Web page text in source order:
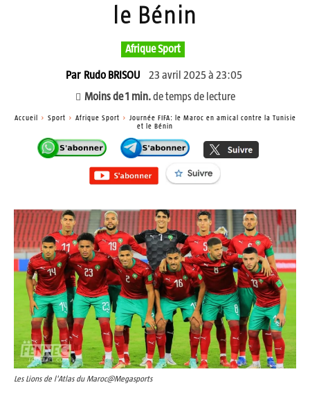
le Bénin
Afrique Sport
Par Rudo BRISOU
23 avril 2025 à 23:05
Moins de 1 min. de temps de lecture
Accueil Sport Afrique Sport
Journée FIFA: le Maroc en amical contre la Tunisie
et le Bénin
Les Lions de l'Atlas du Maroc@Megasports